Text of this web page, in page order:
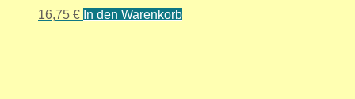
16,75 € In den Warenkorb